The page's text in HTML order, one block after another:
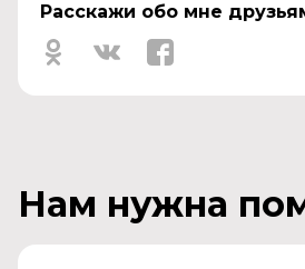
Расскажи обо мне
Нам нужна